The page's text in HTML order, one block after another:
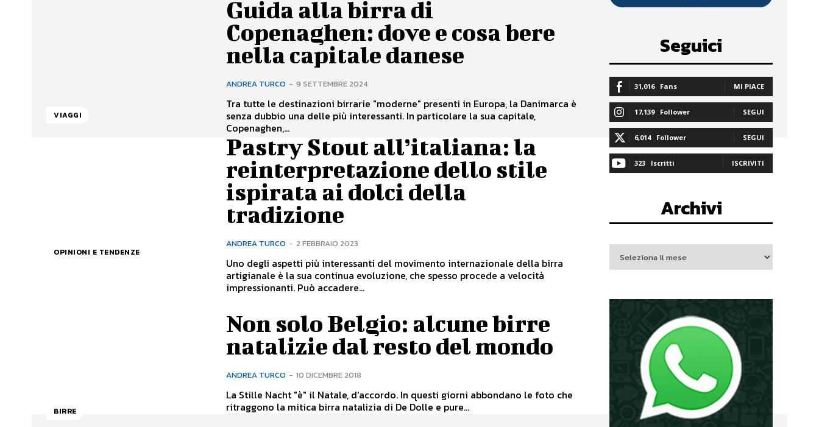
VIAGGI
Guida alla birra di
Copenaghen: dove e cosa bere
nella capitale danese
ANDREA TURCO - 9 SETTEMBRE 2024
Tra tutte le destinazioni birrarie "moderne" presenti in Europa, la Danimarca è
senza dubbio una delle più interessanti. In particolare la sua capitale,
Copenaghen,...
OPINIONI E TENDENZE
Pastry Stout all’italiana: la
reinterpretazione dello stile
ispirata ai dolci della
tradizione
ANDREA TURCO - 2 FEBBRAIO 2023
Uno degli aspetti più interessanti del movimento internazionale della birra
artigianale è la sua continua evoluzione, che spesso procede a velocità
impressionanti. Può accadere...
BIRRE
Non solo Belgio: alcune birre
natalizie dal resto del mondo
ANDREA TURCO - 10 DICEMBRE 2018
La Stille Nacht "è" il Natale, d'accordo. In questi giorni abbondano le foto che
ritraggono la mitica birra natalizia di De Dolle e pure...
Seguici
31,016 Fans MI PIACE
17,139 Follower SEGUI
6,014 Follower SEGUI
323 Iscritti ISCRIVITI
Archivi